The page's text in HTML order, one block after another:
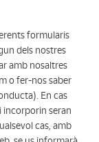
formularis
dels nostres
amb nosaltres
o fer-nos saber
En cas
incorporin seran
cas, amb